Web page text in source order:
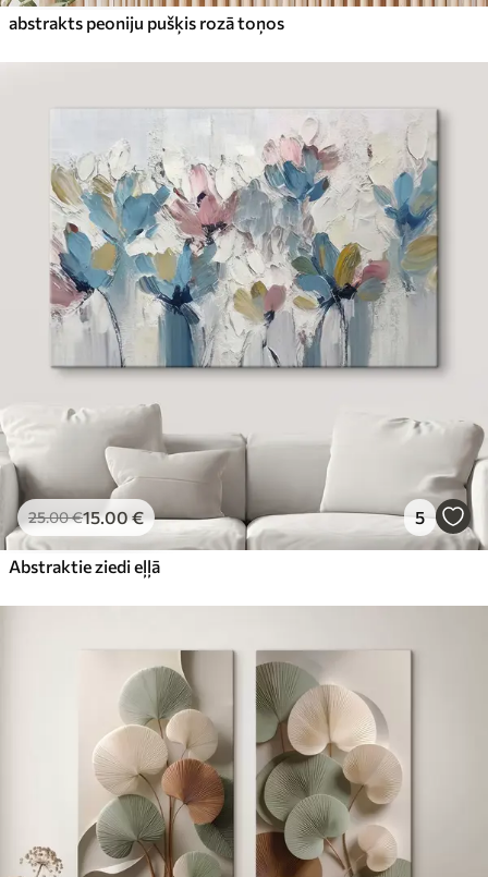
abstrakts peoniju pušķis rozā toņos
25.00€15.00€ 5
Abstraktie ziedi eļļā